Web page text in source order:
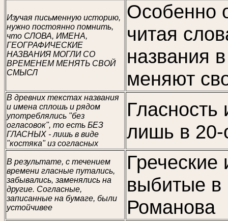
Изучая письменную историю,
нужно постоянно помнить,
что СЛОВА, ИМЕНА,
ГЕОГРАФИЧЕСКИЕ
НАЗВАНИЯ МОГЛИ СО
ВРЕМЕНЕМ МЕНЯТЬ СВОЙ
СМЫСЛ
Особенно
читая
названия
меняют
В древних текстах названия
и имена сплошь и рядом
употреблялись "без
огласовок", то есть БЕЗ
ГЛАСНЫХ - лишь в виде
"костяка" из согласных
Гласность
лишь в 20-
В результате, с течением
времени гласные путались,
забывались, заменялись на
другие. Согласные,
записанные на бумаге, были
устойчивее
Греческие
выбитые в
Романова